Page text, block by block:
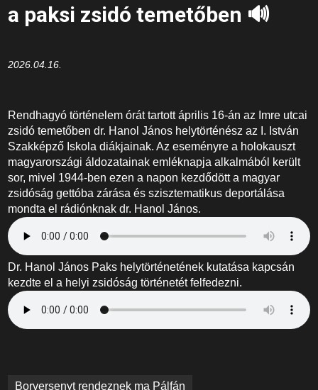
a paksi zsidó temetőben 🔊
2026.04.16.
Rendhagyó történelem órát tartott április 16-án az Imre utcai
zsidó temetőben dr. Hanol János helytörténész az I. István
Szakképző Iskola diákjainak. Az eseményre a holokauszt
magyarországi áldozatainak emléknapja alkalmából került
sor, mivel 1944-ben ezen a napon kezdődött a magyar
zsidóság gettóba zárása és szisztematikus deportálása
mondta el rádiónknak dr. Hanol János.
Dr. Hanol János Paks helytörténetének kutatása kapcsán
kezdte el a helyi zsidóság történetét felfedezni.
Bejegyzés
Borversenyt rendeznek ma Pálfán